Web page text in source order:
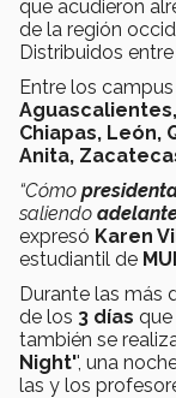
que acudieron
de la región
Distribuidos
Entre los
Chiapas, León,
Anita,
“Cómo
saliendo
expresó Karen
estudiantil de
Durante las más
de los 3 días que
también se
Night'', una
las y los